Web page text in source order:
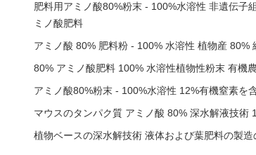
肥料用アミノ酸80%粉末 - 100%水溶性 非遺伝子
ミノ酸肥料
アミノ酸 80% 肥料粉 - 100% 水溶性 植物産 80%
80% アミノ酸肥料 100% 水溶性植物性粉末 有機
アミノ酸80%粉末 - 100%水溶性 12%有機窒素を
マウスのタンパク質 アミノ酸 80% 深水解液技術
植物ベースの深水解技術 液体および葉肥料の製